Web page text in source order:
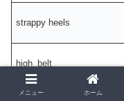
strappy heels
high_belt
wide belt
メニュー ホーム